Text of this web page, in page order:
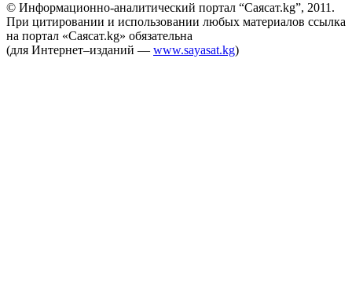
© Информационно-аналитический портал “Саясат.kg”, 2011.
При цитировании и использовании любых материалов ссылка
на портал «Саясат.kg» обязательна
(для Интернет–изданий — www.sayasat.kg)